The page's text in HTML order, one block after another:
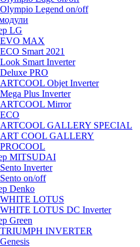
Legend on/off
LG
EVO MAX
Smart 2021
Smart Inverter
PRO
Objet Inverter
Plus Inverter
ARTCOOL Mirror
ARTCOOL GALLERY SPECIAL
ART COOL GALLERY
MITSUDAI
Inverter
on/off
Denko
WHITE LOTUS
WHITE LOTUS DC Inverter
Green
TRIUMPH INVERTER